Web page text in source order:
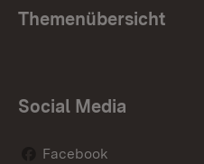
Themenübersicht
Social Media
Facebook